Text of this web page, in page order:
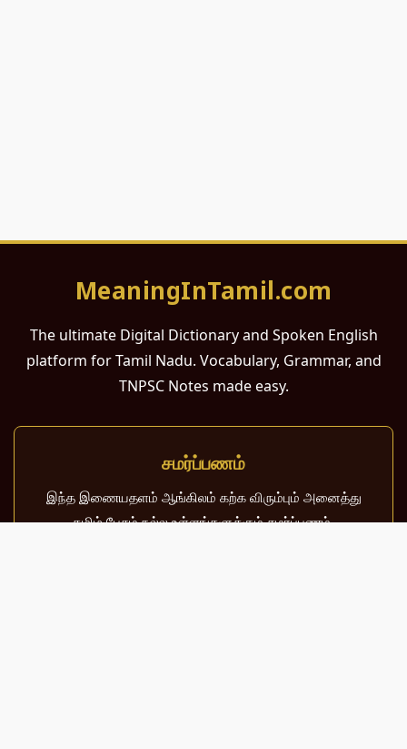
MeaningInTamil.com
The ultimate Digital Dictionary and Spoken English
platform for Tamil Nadu. Vocabulary, Grammar, and
TNPSC Notes made easy.
சமர்ப்பணம்
இந்த இணையதளம் ஆங்கிலம் கற்க விரும்பும் அனைத்து
தமிழ் பேசும் நல்ல உள்ளங்களுக்கும் சமர்ப்பணம்.